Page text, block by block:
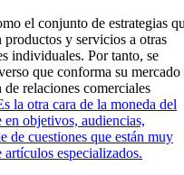
el conjunto de estrategias
productos y servicios a otras
individuales. Por tanto, se
que conforma su mercado
relaciones comerciales
la otra cara de la moneda del
objetivos, audiencias,
de cuestiones que están muy
especializados.